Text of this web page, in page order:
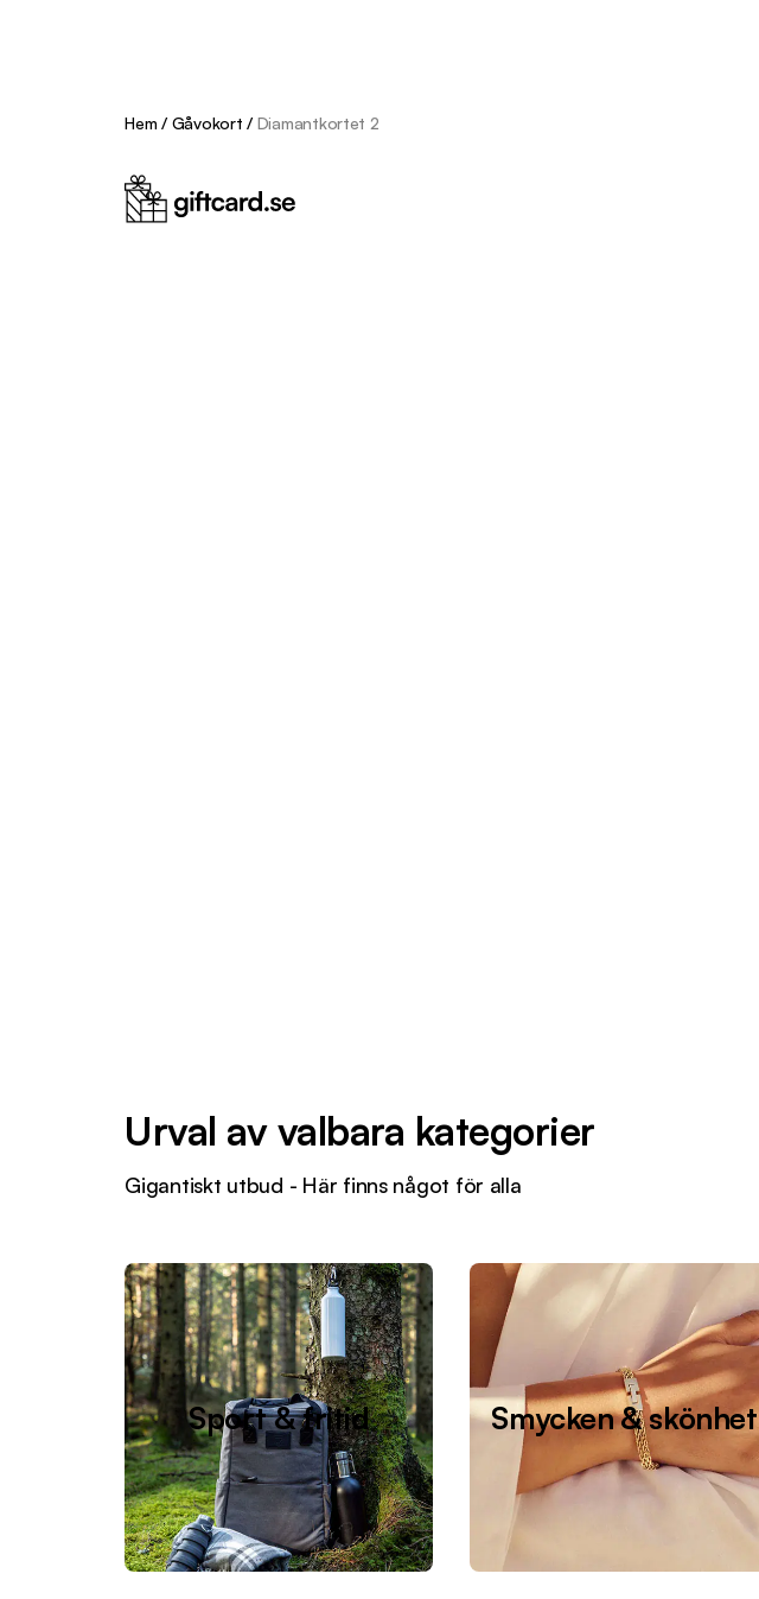
Hem / Gåvokort / Diamantkortet 2
Urval av valbara kategorier
Gigantiskt utbud - Här finns något för alla
Sport & fritid Smycken & skönhet